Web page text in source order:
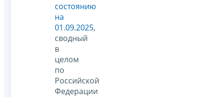
состоянию
на
01.09.2025,
сводный
в
целом
по
Российской
Федерации